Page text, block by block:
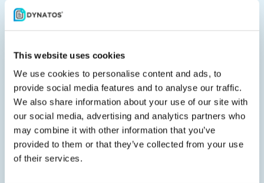
This website uses cookies
We use cookies to personalise content and ads, to
provide social media features and to analyse our traffic.
We also share information about your use of our site with
our social media, advertising and analytics partners who
may combine it with other information that you’ve
provided to them or that they’ve collected from your use
of their services.
Michiel van der Straten,
Ergebnisse
Efteling entschied sich für Dynatos aufgrund
der bestehenden Zufriedenheit mit der